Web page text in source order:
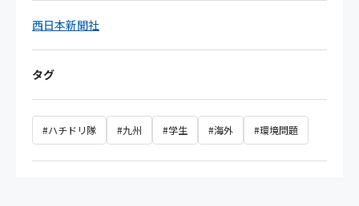
西日本新聞社
タグ
#ハチドリ隊 #九州 #学生 #海外 #環境問題